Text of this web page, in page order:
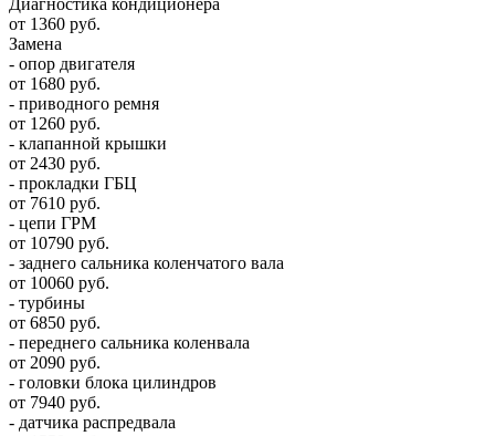
Диагностика кондиционера
от 1360 руб.
Замена
- опор двигателя
от 1680 руб.
- приводного ремня
от 1260 руб.
- клапанной крышки
от 2430 руб.
- прокладки ГБЦ
от 7610 руб.
- цепи ГРМ
от 10790 руб.
- заднего сальника коленчатого вала
от 10060 руб.
- турбины
от 6850 руб.
- переднего сальника коленвала
от 2090 руб.
- головки блока цилиндров
от 7940 руб.
- датчика распредвала